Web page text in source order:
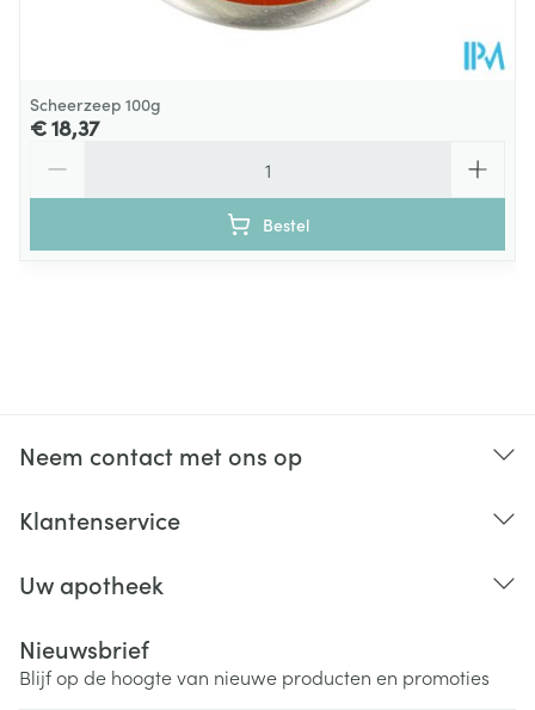
Scheerzeep 100g
€ 18,37
Bestel
Neem contact met ons op
Klantenservice
Uw apotheek
Nieuwsbrief
Blijf op de hoogte van nieuwe producten en promoties